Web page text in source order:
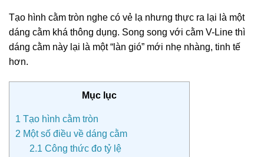
Tạo hình cằm tròn nghe có vẻ lạ nhưng thực ra lại là một
dáng cằm khá thông dụng. Song song với cằm V-Line thì
dáng cằm này lại là một “làn gió” mới nhẹ nhàng, tinh tế
hơn.
Mục lục
1 Tạo hình cằm tròn
2 Một số điều về dáng cằm
2.1 Công thức đo tỷ lệ